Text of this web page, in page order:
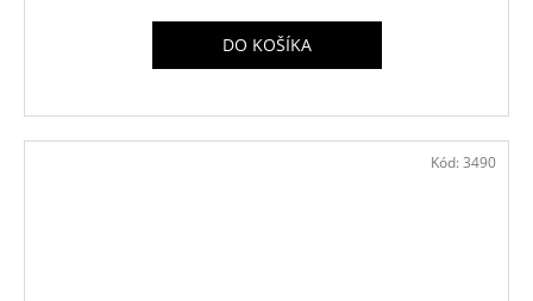
DO KOŠÍKA
Kód: 3490